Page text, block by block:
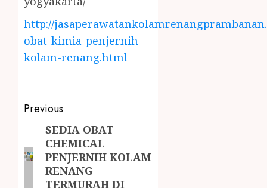
http://
obat-kimia-penjernih-
kolam-renang.html
Previous
SEDIA OBAT
CHEMICAL
PENJERNIH KOLAM
RENANG
TERMURAH DI